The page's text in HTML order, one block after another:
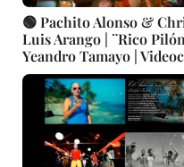
🟢 Pachito Alonso &
Luis Arango | ¨Rico
Yeandro Tamayo |
Popular Bailable
| Canción | CUBA